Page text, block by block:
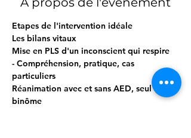
Etapes de l'intervention idéale
Les bilans vitaux
Mise en PLS d'un inconscient qui respire
- Compréhension, pratique, cas
particuliers
Réanimation avec et sans AED, seul et en
binôme